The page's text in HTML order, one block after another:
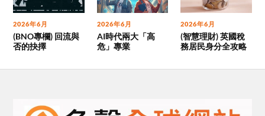
2026年6月
(BNO專欄) 回流與
否的抉擇
2026年6月
AI時代兩大「高
危」專業
2026年6月
(智慧理財) 英國稅
務居民身分全攻略